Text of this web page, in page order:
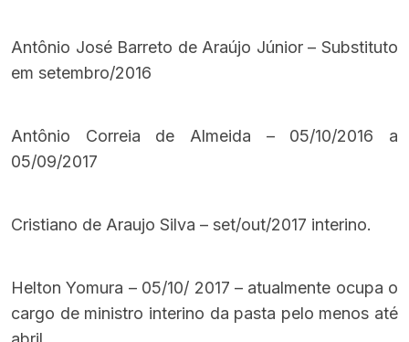
Antônio José Barreto de Araújo Júnior – Substituto
em setembro/2016
Antônio Correia de Almeida – 05/10/2016 a
05/09/2017
Cristiano de Araujo Silva – set/out/2017 interino.
Helton Yomura – 05/10/ 2017 – atualmente ocupa o
cargo de ministro interino da pasta pelo menos até